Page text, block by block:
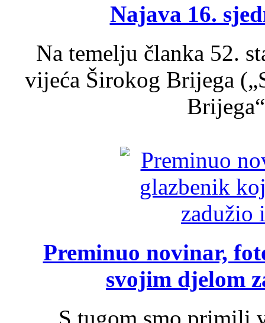
Najava 16.
Na temelju članka 52.
vijeća Širokog Brijega
Preminuo novinar,
svojim djelom